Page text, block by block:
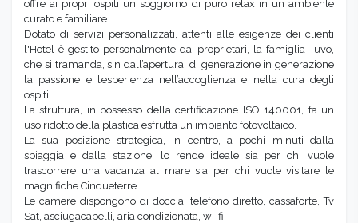
offre ai propri ospiti un soggiorno di puro relax in un ambiente
curato e familiare.
Dotato di servizi personalizzati, attenti alle esigenze dei clienti
l'Hotel è gestito personalmente dai proprietari, la famiglia Tuvo,
che si tramanda, sin dall’apertura, di generazione in generazione
la passione e l’esperienza nell’accoglienza e nella cura degli
ospiti.
La struttura, in possesso della certificazione ISO 140001, fa un
uso ridotto della plastica esfrutta un impianto fotovoltaico.
La sua posizione strategica, in centro, a pochi minuti dalla
spiaggia e dalla stazione, lo rende ideale sia per chi vuole
trascorrere una vacanza al mare sia per chi vuole visitare le
magnifiche Cinqueterre.
Le camere dispongono di doccia, telefono diretto, cassaforte, Tv
Sat, asciugacapelli, aria condizionata, wi-fi.